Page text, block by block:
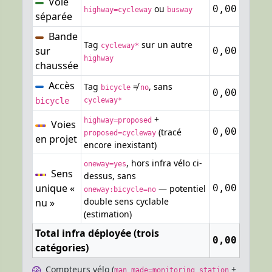
séparée
highway=cycleway ou busway 0,00
Bande
sur
chaussée
Tag cycleway* sur un autre
highway
0,00
Accès
bicycle
Tag bicycle ≠no, sans
cycleway*
0,00
Voies
en projet
highway=proposed +
proposed=cycleway (tracé
encore inexistant)
0,00
Sens
unique «
nu »
oneway=yes, hors infra vélo ci-
dessus, sans
oneway:bicycle=no — potentiel
double sens cyclable
(estimation)
0,00
Total infra déployée (trois
catégories)
0,00
Compteurs vélo (man_made=monitoring_station +